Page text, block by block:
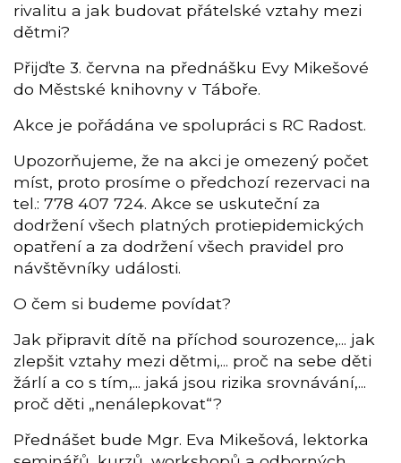
rivalitu a jak budovat přátelské vztahy mezi
dětmi?
Přijďte 3. června na přednášku Evy Mikešové
do Městské knihovny v Táboře.
Akce je pořádána ve spolupráci s RC Radost.
Upozorňujeme, že na akci je omezený počet
míst, proto prosíme o předchozí rezervaci na
tel.: 778 407 724. Akce se uskuteční za
dodržení všech platných protiepidemických
opatření a za dodržení všech pravidel pro
návštěvníky události.
O čem si budeme povídat?
Jak připravit dítě na příchod sourozence,... jak
zlepšit vztahy mezi dětmi,... proč na sebe děti
žárlí a co s tím,... jaká jsou rizika srovnávání,...
proč děti „nenálepkovat“?
Přednášet bude Mgr. Eva Mikešová, lektorka